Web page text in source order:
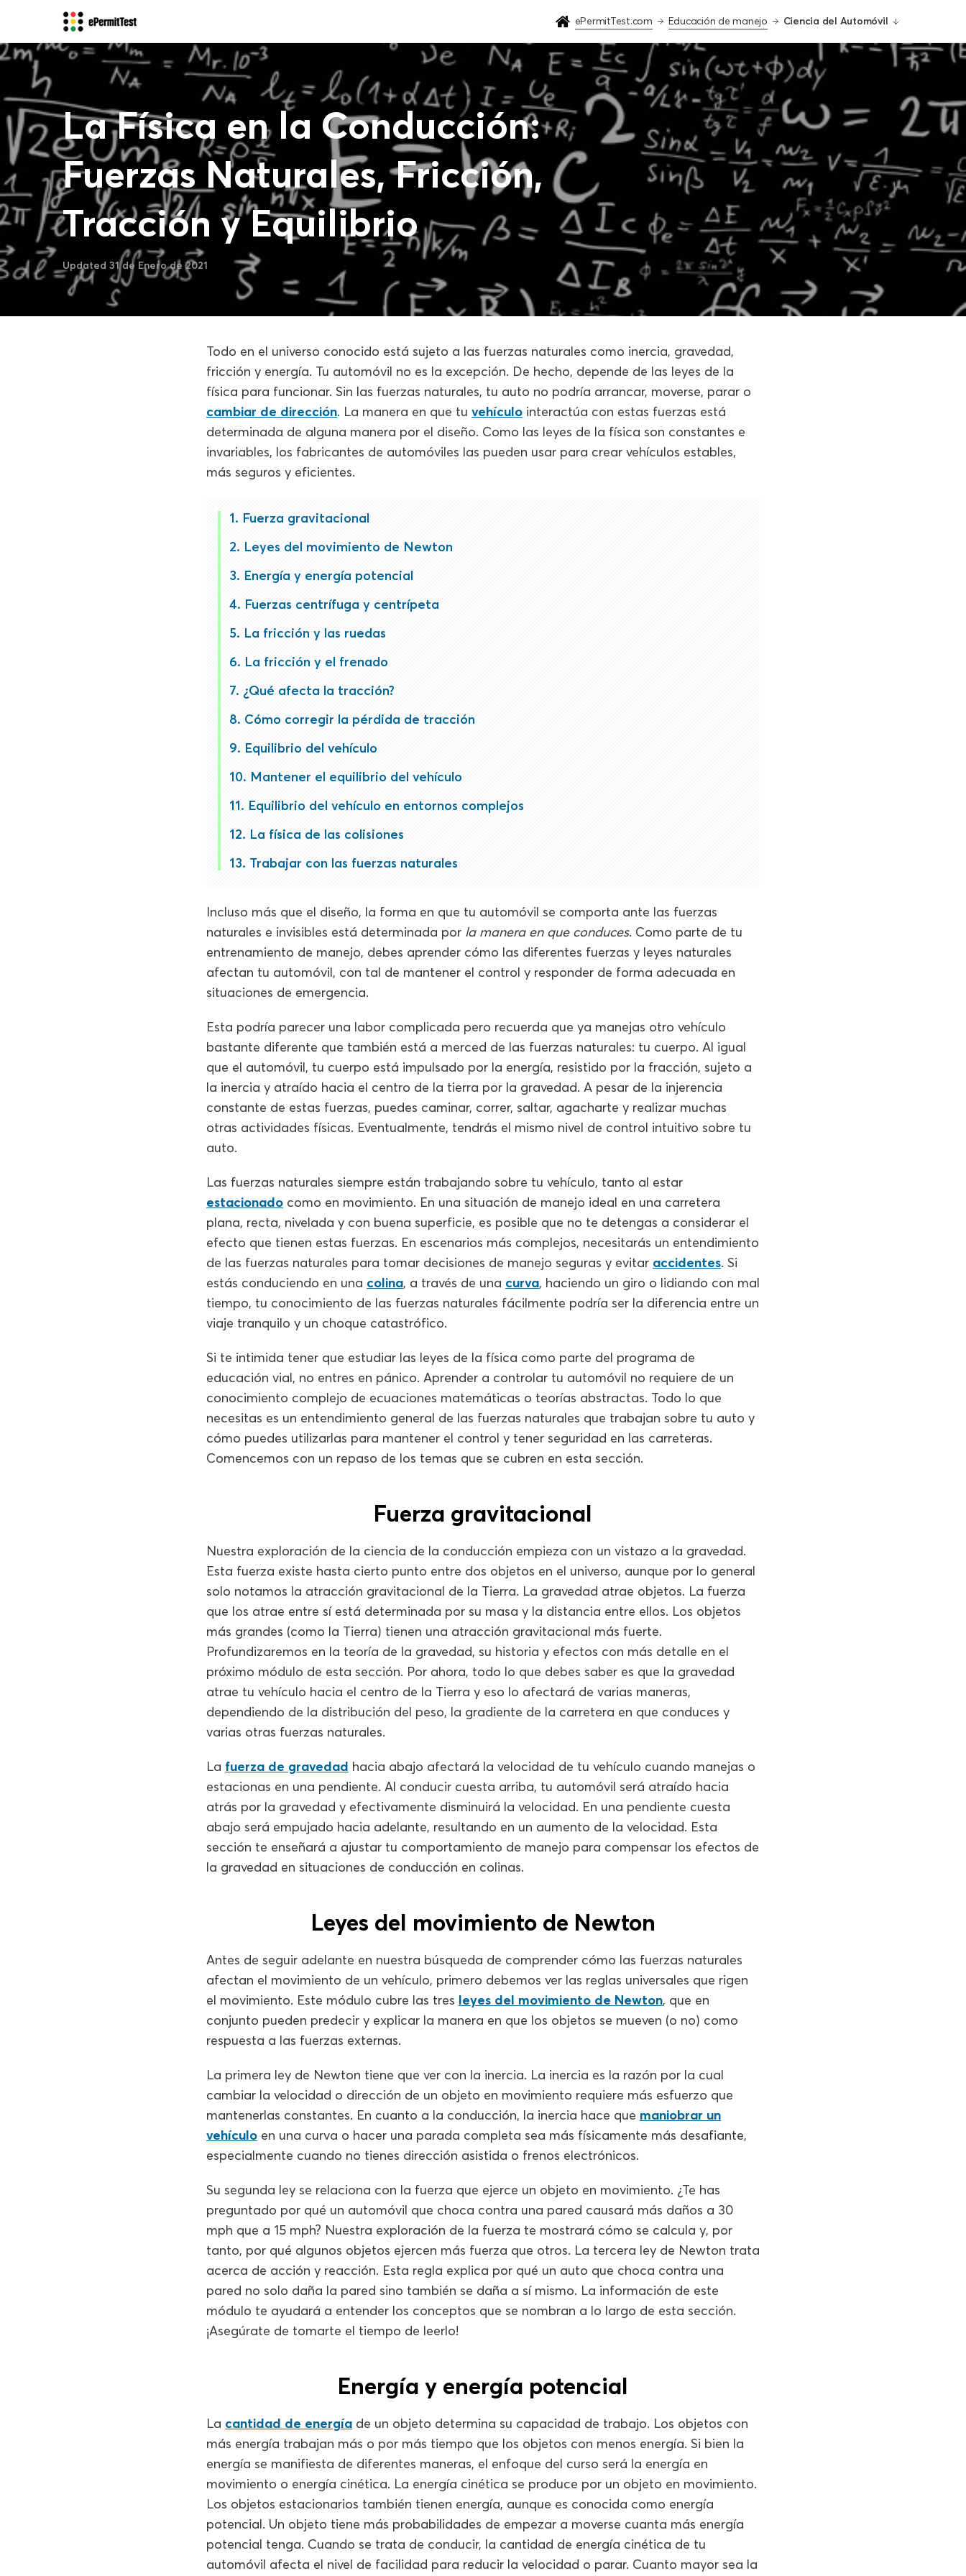
ePermitTest.com Educación de manejo Ciencia del Automóvil
La Física en la Conducción:
Fuerzas Naturales, Fricción,
Tracción y Equilibrio
Updated 31 de Enero de 2021
Todo en el universo conocido está sujeto a las fuerzas naturales como inercia, gravedad,
fricción y energía. Tu automóvil no es la excepción. De hecho, depende de las leyes de la
física para funcionar. Sin las fuerzas naturales, tu auto no podría arrancar, moverse, parar o
cambiar de dirección. La manera en que tu vehículo interactúa con estas fuerzas está
determinada de alguna manera por el diseño. Como las leyes de la física son constantes e
invariables, los fabricantes de automóviles las pueden usar para crear vehículos estables,
más seguros y eficientes.
Fuerza gravitacional
Leyes del movimiento de Newton
Energía y energía potencial
Fuerzas centrífuga y centrípeta
La fricción y las ruedas
La fricción y el frenado
¿Qué afecta la tracción?
Cómo corregir la pérdida de tracción
Equilibrio del vehículo
Mantener el equilibrio del vehículo
Equilibrio del vehículo en entornos complejos
La física de las colisiones
Trabajar con las fuerzas naturales
Incluso más que el diseño, la forma en que tu automóvil se comporta ante las fuerzas
naturales e invisibles está determinada por la manera en que conduces. Como parte de tu
entrenamiento de manejo, debes aprender cómo las diferentes fuerzas y leyes naturales
afectan tu automóvil, con tal de mantener el control y responder de forma adecuada en
situaciones de emergencia.
Esta podría parecer una labor complicada pero recuerda que ya manejas otro vehículo
bastante diferente que también está a merced de las fuerzas naturales: tu cuerpo. Al igual
que el automóvil, tu cuerpo está impulsado por la energía, resistido por la fracción, sujeto a
la inercia y atraído hacia el centro de la tierra por la gravedad. A pesar de la injerencia
constante de estas fuerzas, puedes caminar, correr, saltar, agacharte y realizar muchas
otras actividades físicas. Eventualmente, tendrás el mismo nivel de control intuitivo sobre tu
auto.
Las fuerzas naturales siempre están trabajando sobre tu vehículo, tanto al estar
estacionado como en movimiento. En una situación de manejo ideal en una carretera
plana, recta, nivelada y con buena superficie, es posible que no te detengas a considerar el
efecto que tienen estas fuerzas. En escenarios más complejos, necesitarás un entendimiento
de las fuerzas naturales para tomar decisiones de manejo seguras y evitar accidentes. Si
estás conduciendo en una colina, a través de una curva, haciendo un giro o lidiando con mal
tiempo, tu conocimiento de las fuerzas naturales fácilmente podría ser la diferencia entre un
viaje tranquilo y un choque catastrófico.
Si te intimida tener que estudiar las leyes de la física como parte del programa de
educación vial, no entres en pánico. Aprender a controlar tu automóvil no requiere de un
conocimiento complejo de ecuaciones matemáticas o teorías abstractas. Todo lo que
necesitas es un entendimiento general de las fuerzas naturales que trabajan sobre tu auto y
cómo puedes utilizarlas para mantener el control y tener seguridad en las carreteras.
Comencemos con un repaso de los temas que se cubren en esta sección.
Fuerza gravitacional
Nuestra exploración de la ciencia de la conducción empieza con un vistazo a la gravedad.
Esta fuerza existe hasta cierto punto entre dos objetos en el universo, aunque por lo general
solo notamos la atracción gravitacional de la Tierra. La gravedad atrae objetos. La fuerza
que los atrae entre sí está determinada por su masa y la distancia entre ellos. Los objetos
más grandes (como la Tierra) tienen una atracción gravitacional más fuerte.
Profundizaremos en la teoría de la gravedad, su historia y efectos con más detalle en el
próximo módulo de esta sección. Por ahora, todo lo que debes saber es que la gravedad
atrae tu vehículo hacia el centro de la Tierra y eso lo afectará de varias maneras,
dependiendo de la distribución del peso, la gradiente de la carretera en que conduces y
varias otras fuerzas naturales.
La fuerza de gravedad hacia abajo afectará la velocidad de tu vehículo cuando manejas o
estacionas en una pendiente. Al conducir cuesta arriba, tu automóvil será atraído hacia
atrás por la gravedad y efectivamente disminuirá la velocidad. En una pendiente cuesta
abajo será empujado hacia adelante, resultando en un aumento de la velocidad. Esta
sección te enseñará a ajustar tu comportamiento de manejo para compensar los efectos de
la gravedad en situaciones de conducción en colinas.
Leyes del movimiento de Newton
Antes de seguir adelante en nuestra búsqueda de comprender cómo las fuerzas naturales
afectan el movimiento de un vehículo, primero debemos ver las reglas universales que rigen
el movimiento. Este módulo cubre las tres leyes del movimiento de Newton, que en
conjunto pueden predecir y explicar la manera en que los objetos se mueven (o no) como
respuesta a las fuerzas externas.
La primera ley de Newton tiene que ver con la inercia. La inercia es la razón por la cual
cambiar la velocidad o dirección de un objeto en movimiento requiere más esfuerzo que
mantenerlas constantes. En cuanto a la conducción, la inercia hace que maniobrar un
vehículo en una curva o hacer una parada completa sea más físicamente más desafiante,
especialmente cuando no tienes dirección asistida o frenos electrónicos.
Su segunda ley se relaciona con la fuerza que ejerce un objeto en movimiento. ¿Te has
preguntado por qué un automóvil que choca contra una pared causará más daños a 30
mph que a 15 mph? Nuestra exploración de la fuerza te mostrará cómo se calcula y, por
tanto, por qué algunos objetos ejercen más fuerza que otros. La tercera ley de Newton trata
acerca de acción y reacción. Esta regla explica por qué un auto que choca contra una
pared no solo daña la pared sino también se daña a sí mismo. La información de este
módulo te ayudará a entender los conceptos que se nombran a lo largo de esta sección.
¡Asegúrate de tomarte el tiempo de leerlo!
Energía y energía potencial
La cantidad de energía de un objeto determina su capacidad de trabajo. Los objetos con
más energía trabajan más o por más tiempo que los objetos con menos energía. Si bien la
energía se manifiesta de diferentes maneras, el enfoque del curso será la energía en
movimiento o energía cinética. La energía cinética se produce por un objeto en movimiento.
Los objetos estacionarios también tienen energía, aunque es conocida como energía
potencial. Un objeto tiene más probabilidades de empezar a moverse cuanta más energía
potencial tenga. Cuando se trata de conducir, la cantidad de energía cinética de tu
automóvil afecta el nivel de facilidad para reducir la velocidad o parar. Cuanto mayor sea la